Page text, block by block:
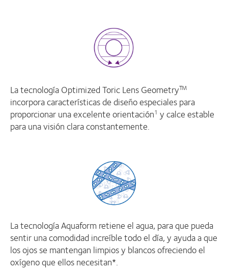
La tecnología Optimized Toric Lens GeometryTM
incorpora características de diseño especiales para
proporcionar una excelente orientación1 y calce estable
para una visión clara constantemente.
La tecnología Aquaform retiene el agua, para que pueda
sentir una comodidad increíble todo el día, y ayuda a que
los ojos se mantengan limpios y blancos ofreciendo el
oxígeno que ellos necesitan*.